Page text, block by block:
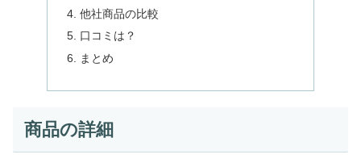
他社商品の比較
口コミは？
まとめ
商品の詳細